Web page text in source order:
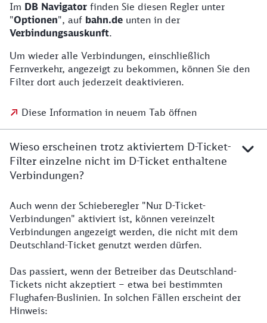
Im DB Navigator finden Sie diesen Regler unter
"Optionen", auf bahn.de unten in der
Verbindungsauskunft.
Um wieder alle Verbindungen, einschließlich
Fernverkehr, angezeigt zu bekommen, können Sie den
Filter dort auch jederzeit deaktivieren.
Diese Information in neuem Tab öffnen
Wieso erscheinen trotz aktiviertem D-Ticket-
Filter einzelne nicht im D-Ticket enthaltene
Verbindungen?
Auch wenn der Schieberegler "Nur D-Ticket-
Verbindungen" aktiviert ist, können vereinzelt
Verbindungen angezeigt werden, die nicht mit dem
Deutschland-Ticket genutzt werden dürfen.
Das passiert, wenn der Betreiber das Deutschland-
Tickets nicht akzeptiert – etwa bei bestimmten
Flughafen-Buslinien. In solchen Fällen erscheint der
Hinweis: